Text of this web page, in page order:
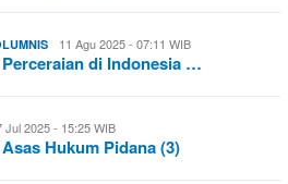
11 Agu 2025 - 07:11 WIB
di Indonesia …
Jul 2025 - 15:25 WIB
Hukum Pidana (3)